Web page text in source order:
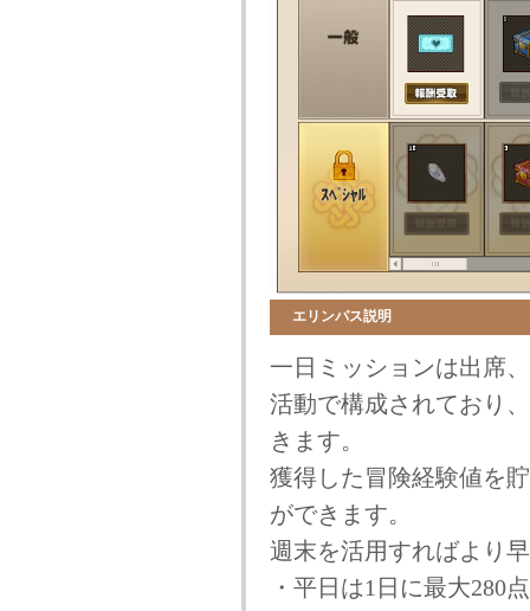
エリンパス説明
一日ミッションは出席
活動で構成されており
きます。
獲得した冒険経験値を
ができます。
週末を活用すればより
・平日は1日に最大280